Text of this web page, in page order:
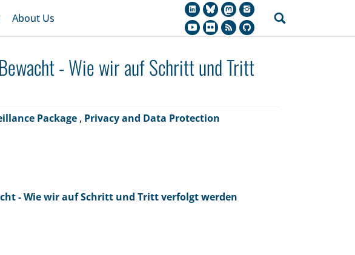
About Us
- Wie wir auf Schritt und Tritt
Package , Privacy and Data Protection
- Wie wir auf Schritt und Tritt verfolgt werden